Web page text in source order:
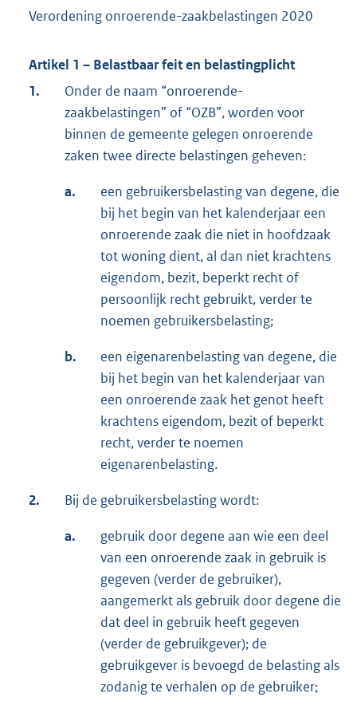
Verordening onroerende-zaakbelastingen 2020
Artikel 1 – Belastbaar feit en belastingplicht
1.
Onder de naam “onroerende-
zaakbelastingen” of “OZB”, worden voor
binnen de gemeente gelegen onroerende
zaken twee directe belastingen geheven:
a.
een gebruikersbelasting van degene, die
bij het begin van het kalenderjaar een
onroerende zaak die niet in hoofdzaak
tot woning dient, al dan niet krachtens
eigendom, bezit, beperkt recht of
persoonlijk recht gebruikt, verder te
noemen gebruikersbelasting;
b.
een eigenarenbelasting van degene, die
bij het begin van het kalenderjaar van
een onroerende zaak het genot heeft
krachtens eigendom, bezit of beperkt
recht, verder te noemen
eigenarenbelasting.
2. Bij de gebruikersbelasting wordt:
a.
gebruik door degene aan wie een deel
van een onroerende zaak in gebruik is
gegeven (verder de gebruiker),
aangemerkt als gebruik door degene die
dat deel in gebruik heeft gegeven
(verder de gebruikgever); de
gebruikgever is bevoegd de belasting als
zodanig te verhalen op de gebruiker;